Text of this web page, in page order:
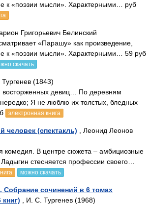
к «поэзии мысли». Характерными… руб
Григорьевич Белинский
«Парашу» как произведение,
к «поэзии мысли». Характерными… 59 руб
скачать
Тургенев (1843)
девиц… По деревням
Я не люблю их толстых, бледных
электронная книга
человек (спектакль) , Леонид Леонов
комедия. В центре сюжета – амбициозные
стесняется профессии своего…
можно скачать
Собрание сочинений в 6 томах
книг) , И. С. Тургенев (1968)